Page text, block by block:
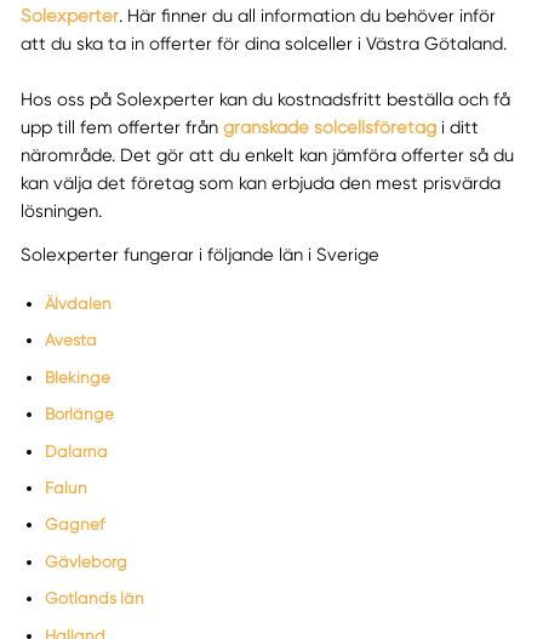
Solexperter. Här finner du all information du behöver inför
att du ska ta in offerter för dina solceller i Västra Götaland.
Hos oss på Solexperter kan du kostnadsfritt beställa och få
upp till fem offerter från granskade solcellsföretagi ditt
närområde. Det gör att du enkelt kan jämföra offerter så du
kan välja det företag som kan erbjuda den mest prisvärda
lösningen.
Solexperter fungerar i följande län i Sverige
Älvdalen
Avesta
Blekinge
Borlänge
Dalarna
Falun
Gagnef
Gävleborg
Gotlands län